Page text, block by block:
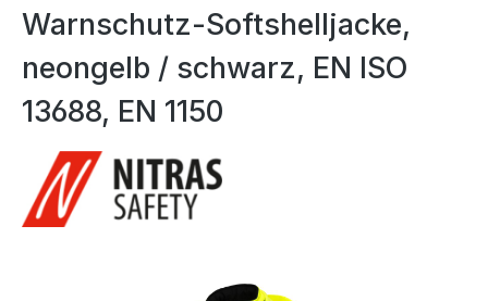
Warnschutz-Softshelljacke,
neongelb / schwarz, EN ISO
13688, EN 1150
Bildergalerie überspringen